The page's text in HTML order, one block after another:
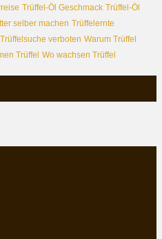
Trüffel-Öl Geschmack Trüffel-Öl
selber machen Trüffelernte
Trüffelsuche verboten Warum Trüffel
Trüffel Wo wachsen Trüffel